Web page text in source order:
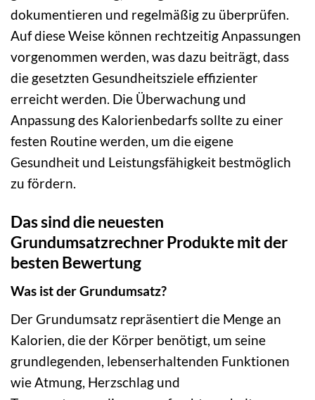
dokumentieren und regelmäßig zu überprüfen.
Auf diese Weise können rechtzeitig Anpassungen
vorgenommen werden, was dazu beiträgt, dass
die gesetzten Gesundheitsziele effizienter
erreicht werden. Die Überwachung und
Anpassung des Kalorienbedarfs sollte zu einer
festen Routine werden, um die eigene
Gesundheit und Leistungsfähigkeit bestmöglich
zu fördern.
Das sind die neuesten
Grundumsatzrechner Produkte mit der
besten Bewertung
Was ist der Grundumsatz?
Der Grundumsatz repräsentiert die Menge an
Kalorien, die der Körper benötigt, um seine
grundlegenden, lebenserhaltenden Funktionen
wie Atmung, Herzschlag und